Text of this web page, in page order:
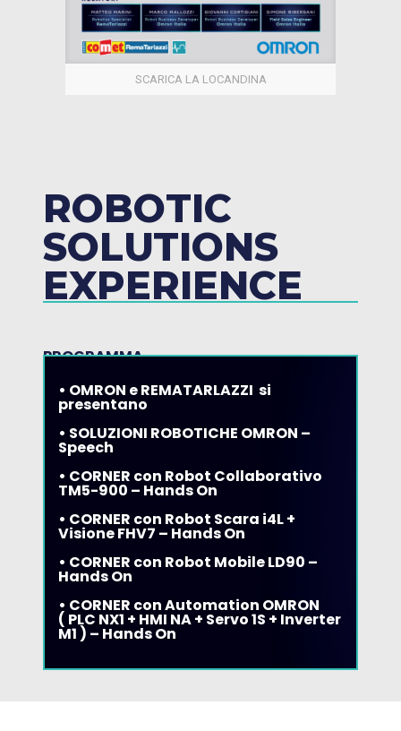
SCARICA LA LOCANDINA
ROBOTIC
SOLUTIONS
EXPERIENCE
PROGRAMMA
• OMRON e REMATARLAZZI si
presentano
• SOLUZIONI ROBOTICHE OMRON –
Speech
• CORNER con Robot Collaborativo
TM5-900 – Hands On
• CORNER con Robot Scara i4L +
Visione FHV7 – Hands On
• CORNER con Robot Mobile LD90 –
Hands On
• CORNER con Automation OMRON
( PLC NX1 + HMI NA + Servo 1S + Inverter
M1 ) – Hands On